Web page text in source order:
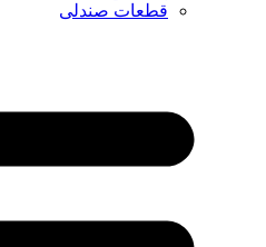
قطعات صندلی